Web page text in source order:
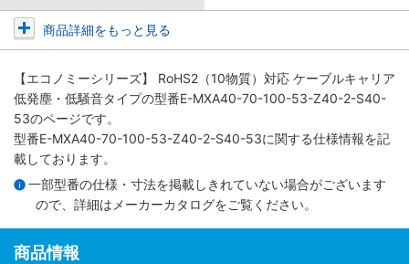
商品詳細をもっと見る
【エコノミーシリーズ】 RoHS2（10物質）対応 ケーブルキャリア
低発塵・低騒音タイプの型番E-MXA40-70-100-53-Z40-2-S40-
53のページです。
型番E-MXA40-70-100-53-Z40-2-S40-53に関する仕様情報を記
載しております。
一部型番の仕様・寸法を掲載しきれていない場合がございます
ので、詳細は メーカーカタログをご覧ください。
商品情報